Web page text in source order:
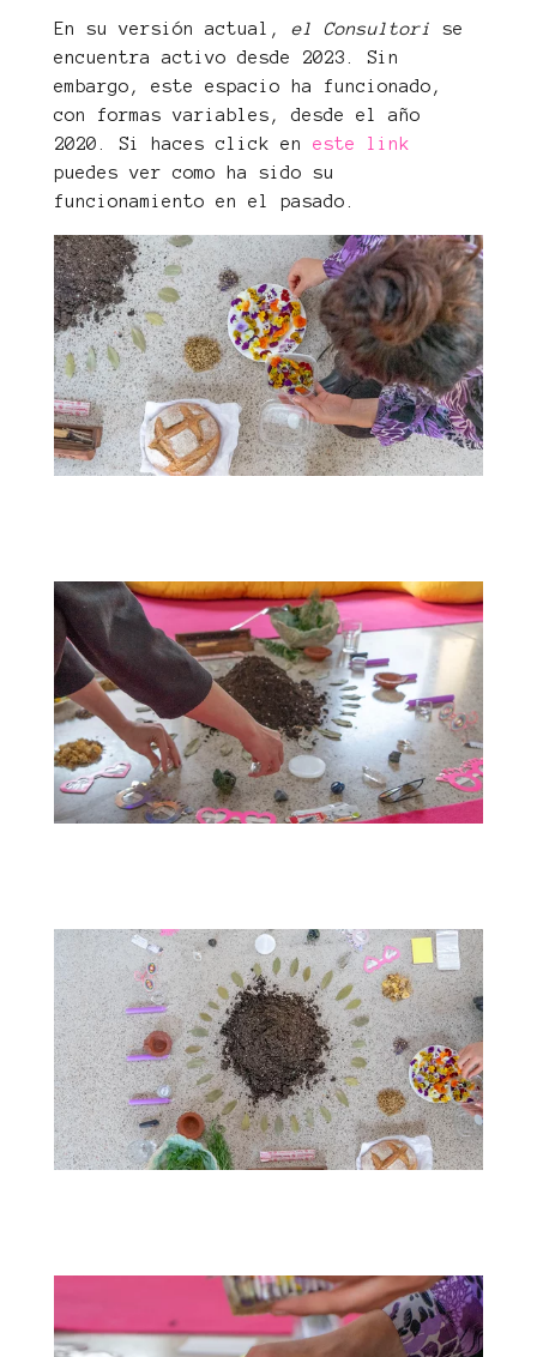
En su versión actual, el Consultori
se
encuentra activo desde 2023. Sin
embargo, este espacio ha funcionado,
con formas variables, desde el año
2020. Si haces click en este link
puedes ver como ha sido su
funcionamiento en el pasado.